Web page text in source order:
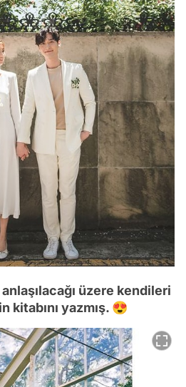
üzere kendileri
kitabını yazmış. 😍